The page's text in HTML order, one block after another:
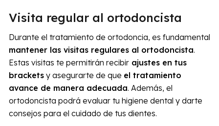
Visita regular al ortodoncista
Durante el tratamiento de ortodoncia, es fundamental
mantener las visitas regulares al ortodoncista.
Estas visitas te permitirán recibirajustes en tus
bracketsy asegurarte de que el tratamiento
avance de manera adecuada. Además, el
ortodoncista podrá evaluar tu higiene dental y darte
consejos para el cuidado de tus dientes.